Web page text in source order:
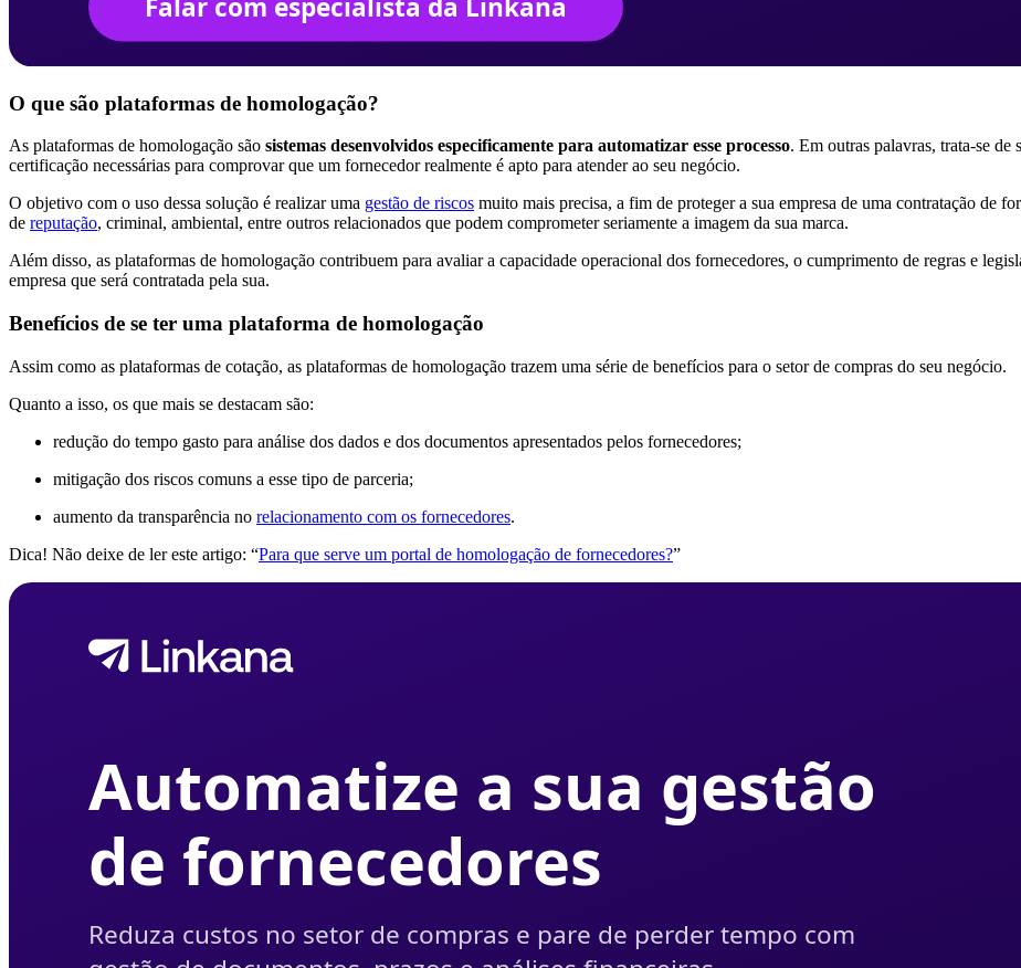
O que são plataformas de homologação?
As plataformas de homologação são sistemas desenvolvidos especificamente para automatizar esse processo. Em outras palavras, trata-se
certificação necessárias para comprovar que um fornecedor realmente é apto para atender ao seu negócio.
O objetivo com o uso dessa solução é realizar uma gestão de riscos muito mais precisa, a fim de proteger a sua empresa de uma contratação de
de reputação, criminal, ambiental, entre outros relacionados que podem comprometer seriamente a imagem da sua marca.
Além disso, as plataformas de homologação contribuem para avaliar a capacidade operacional dos fornecedores, o cumprimento de regras e
empresa que será contratada pela sua.
Benefícios de se ter uma plataforma de homologação
Assim como as plataformas de cotação, as plataformas de homologação trazem uma série de benefícios para o setor de compras do seu negócio.
Quanto a isso, os que mais se destacam são:
redução do tempo gasto para análise dos dados e dos documentos apresentados pelos fornecedores;
mitigação dos riscos comuns a esse tipo de parceria;
aumento da transparência no relacionamento com os fornecedores.
Dica! Não deixe de ler este artigo: “Para que serve um portal de homologação de fornecedores?”